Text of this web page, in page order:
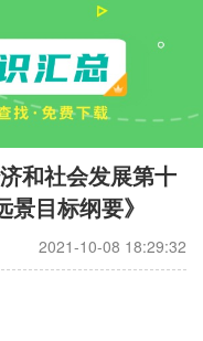
和社会发展第十
目标纲要》
2021-10-08 18:29:32